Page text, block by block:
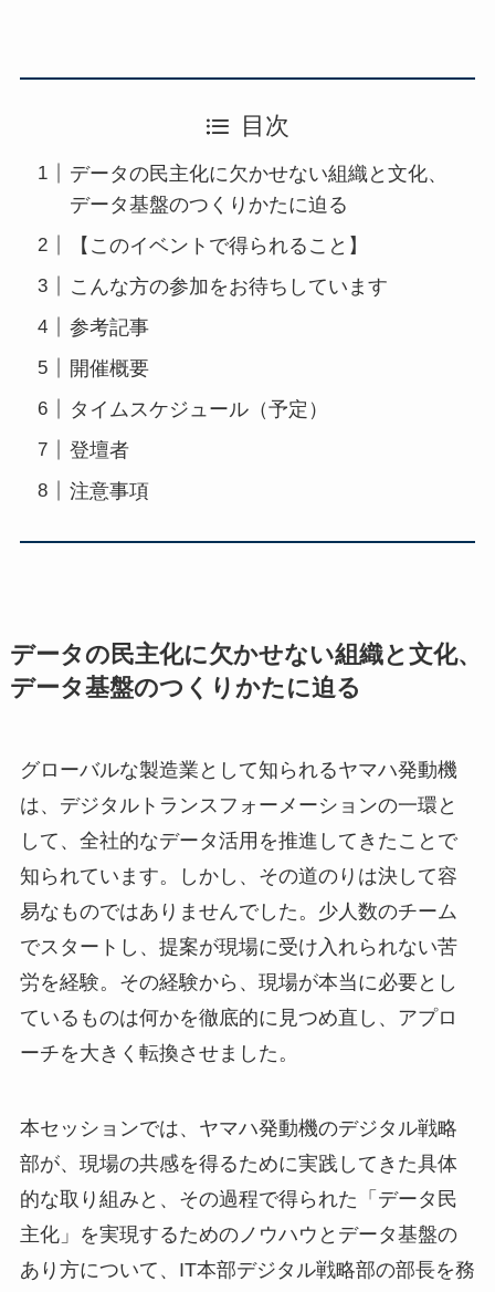
目次
データの民主化に欠かせない組織と文化、
データ基盤のつくりかたに迫る
【このイベントで得られること】
こんな方の参加をお待ちしています
参考記事
開催概要
タイムスケジュール（予定）
登壇者
注意事項
データの民主化に欠かせない組織と文化、
データ基盤のつくりかたに迫る
グローバルな製造業として知られるヤマハ発動機
は、デジタルトランスフォーメーションの一環と
して、全社的なデータ活用を推進してきたことで
知られています。しかし、その道のりは決して容
易なものではありませんでした。少人数のチーム
でスタートし、提案が現場に受け入れられない苦
労を経験。その経験から、現場が本当に必要とし
ているものは何かを徹底的に見つめ直し、アプロ
ーチを大きく転換させました。
本セッションでは、ヤマハ発動機のデジタル戦略
部が、現場の共感を得るために実践してきた具体
的な取り組みと、その過程で得られた「データ民
主化」を実現するためのノウハウとデータ基盤の
あり方について、IT本部デジタル戦略部の部長を務